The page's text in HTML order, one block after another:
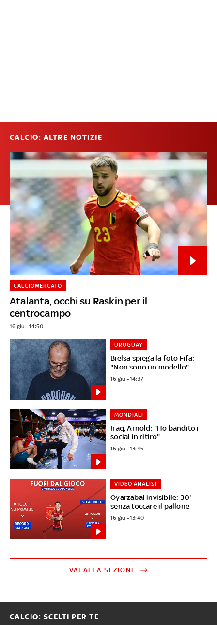
CALCIO: ALTRE NOTIZIE
Atalanta, occhi su Raskin per il
centrocampo
CALCIOMERCATO
16 giu - 14:50
Bielsa spiega la foto Fifa:
"Non sono un modello"
URUGUAY
16 giu - 14:37
Iraq, Arnold: "Ho bandito i
social in ritiro"
MONDIALI
16 giu - 13:45
Oyarzabal invisibile: 30'
senza toccare il pallone
VIDEO ANALISI
16 giu - 13:40
VAI ALLA SEZIONE
CALCIO: SCELTI PER TE